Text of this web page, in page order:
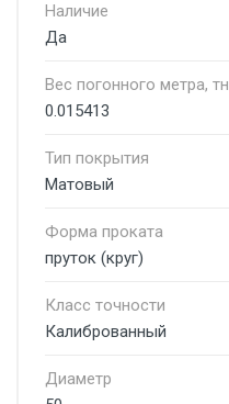
Наличие
Да
Вес погонного метра, тн
0.015413
Тип покрытия
Матовый
Форма проката
пруток (круг)
Класс точности
Калиброванный
Диаметр